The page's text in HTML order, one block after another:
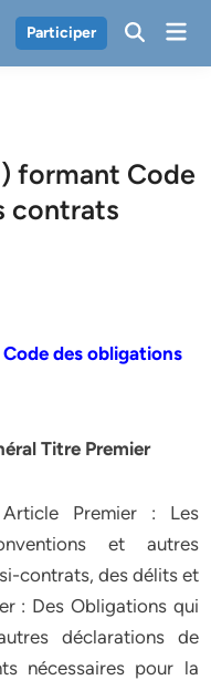
Participer
formant Code
contrats
des obligations
Titre Premier
Premier : Les
et autres
contrats, des délits et
: Des Obligations qui
déclarations de
nécessaires pour la